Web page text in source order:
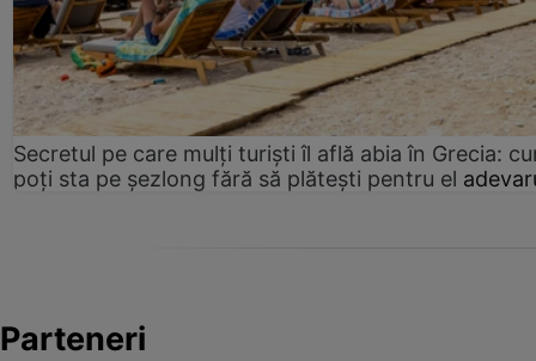
Secretul pe care mulți turiști îl află abia în Grecia:
poți sta pe șezlong fără să plătești pentru el
Parteneri